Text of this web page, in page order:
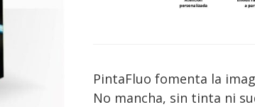
PintaFluo fomenta la
No mancha, sin tinta ni